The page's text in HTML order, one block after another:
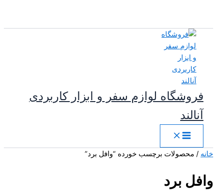
فروشگاه لوازم سفر و ابزار کاربردی
آنالند
خانه / محصولات برچسب خورده “وافل برد”
وافل برد